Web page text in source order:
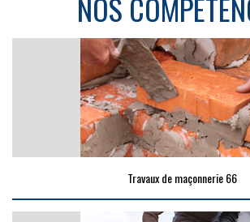
Travaux de maçonnerie 66